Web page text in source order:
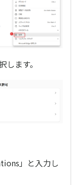
します。
」と入力し